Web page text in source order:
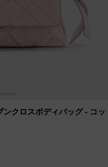
ンクロスボディバッグ- コッ